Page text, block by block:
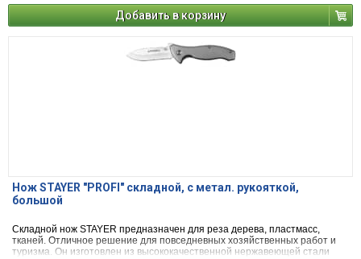
Добавить в корзину
Нож STAYER "PROFI" складной, с метал. рукояткой,
большой
Складной нож STAYER предназначен для реза дерева, пластмасс,
тканей. Отличное решение для повседневных хозяйственных работ и
туризма. Он изготовлен из высококачественной нержавеющей стали